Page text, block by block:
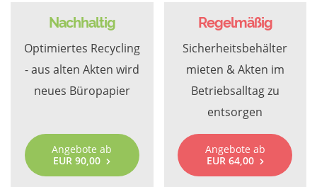
Nachhaltig
Optimiertes Recycling
- aus alten Akten wird
neues Büropapier
Angebote ab
EUR 90,00
Regelmäßig
Sicherheitsbehälter
mieten & Akten im
Betriebsalltag zu
entsorgen
Angebote ab
EUR 64,00